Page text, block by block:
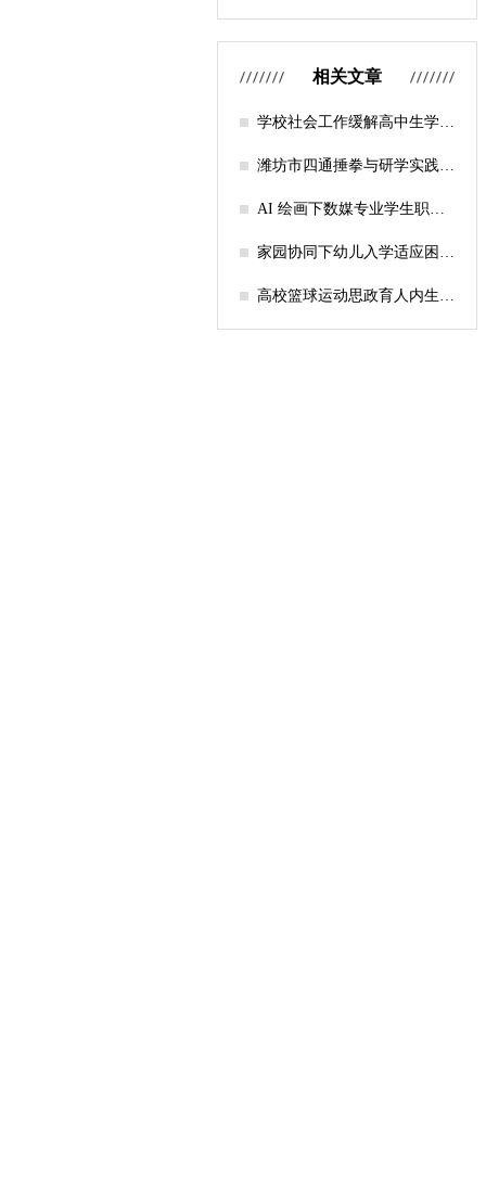
相关文章
学校社会工作缓解高中生学习
课堂”为介入载体
潍坊市四通捶拳与研学实践教
AI 绘画下数媒专业学生职业
家园协同下幼儿入学适应困难
高校篮球运动思政育人内生逻